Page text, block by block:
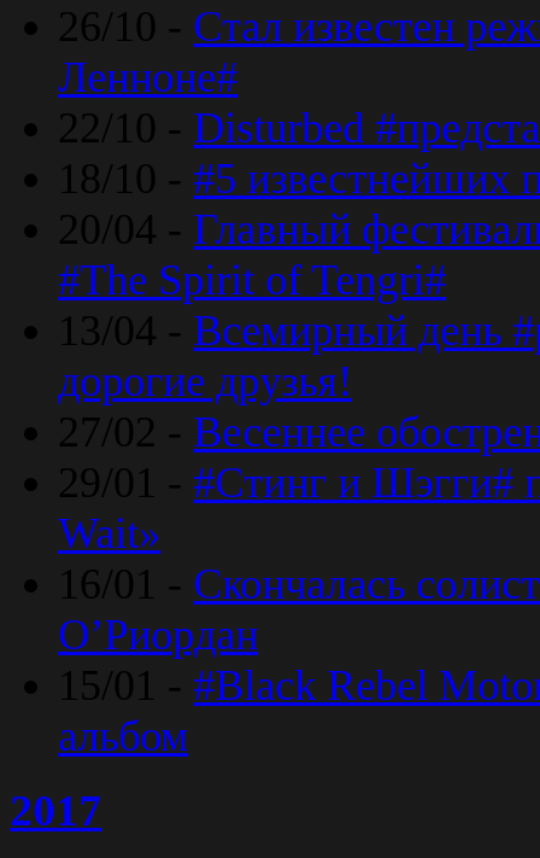
26/10 - Стал известен
Ленноне#
22/10 - Disturbed
18/10 - #5 известнейших
20/04 - Главный
#The Spirit of Tengri#
13/04 - Всемирный день
дорогие друзья!
27/02 - Весеннее
29/01 - #Стинг и Шэгги#
Wait»
16/01 - Скончалась
O’Риордан
15/01 - #Black Rebel
альбом
2017